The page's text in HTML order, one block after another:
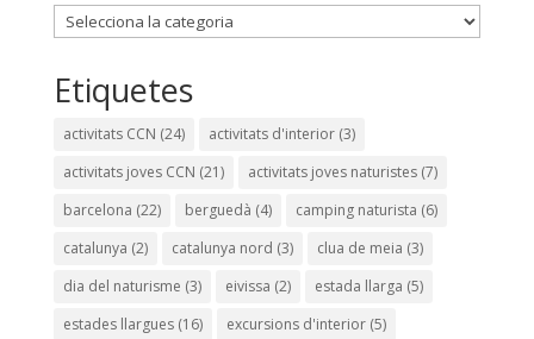
Categories
Etiquetes
activitats CCN (24) activitats d'interior(3)
activitats joves CCN (21) activitats joves naturistes(7)
barcelona (22) berguedà (4) camping naturista (6)
catalunya (2) catalunya nord (3) clua de meia (3)
dia del naturisme (3) eivissa (2) estada llarga (5)
estades llargues(16) excursions d'interior(5)